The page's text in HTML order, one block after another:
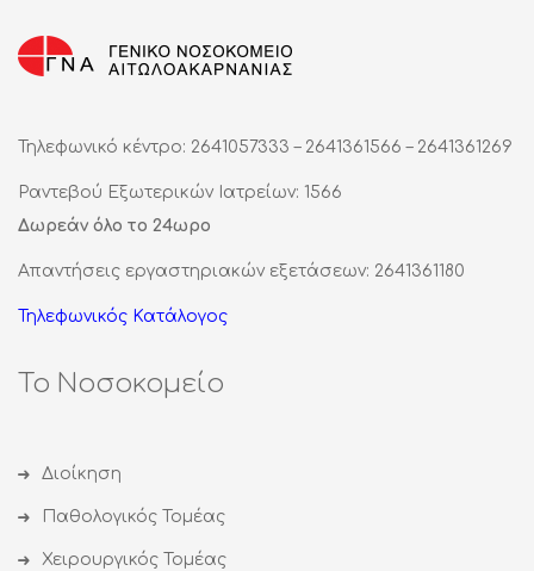
Τηλεφωνικό κέντρο: 2641057333 – 2641361566 – 2641361269
Ραντεβού Εξωτερικών Ιατρείων: 1566
Δωρεάν όλο το 24ωρο
Απαντήσεις εργαστηριακών εξετάσεων: 2641361180
Τηλεφωνικός Κατάλογος
Το Νοσοκομείο
Διοίκηση
Παθολογικός Τομέας
Χειρουργικός Τομέας